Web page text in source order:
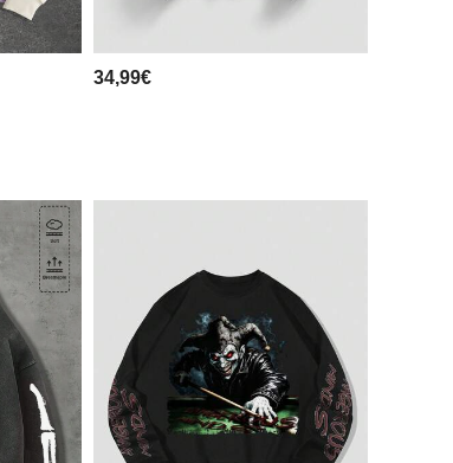
34,99€